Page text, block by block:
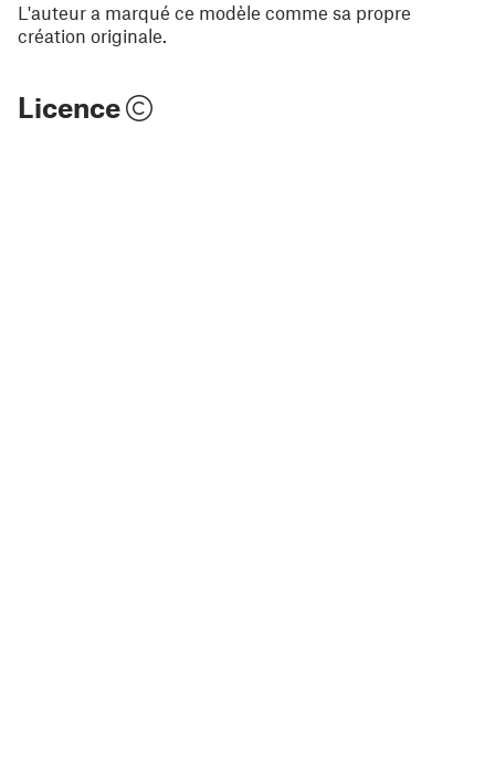
L'auteur a marqué ce modèle comme sa propre
création originale.
Licence